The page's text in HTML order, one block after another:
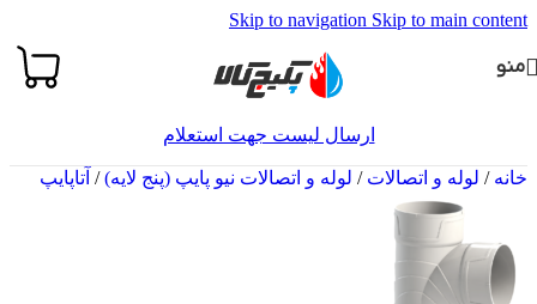
Skip to navigation Skip to main content
منو
ارسال لیست جهت استعلام
خانه/ لوله و اتصالات/ لوله و اتصالات نیو پایپ (پنج لایه)/ آتاپایپ